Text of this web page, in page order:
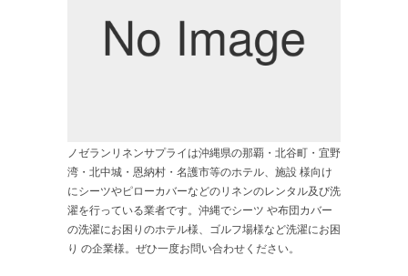
ノゼランリネンサプライは沖縄県の那覇・北谷町・宜野
湾・北中城・恩納村・名護市等のホテル、施設 様向け
にシーツやピローカバーなどのリネンのレンタル及び洗
濯を行っている業者です。沖縄でシーツ や布団カバー
の洗濯にお困りのホテル様、ゴルフ場様など洗濯にお困
り の企業様。ぜひ一度お問い合わせください。